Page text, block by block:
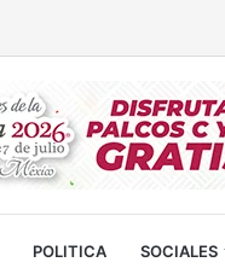
POLITICA SOCIALES